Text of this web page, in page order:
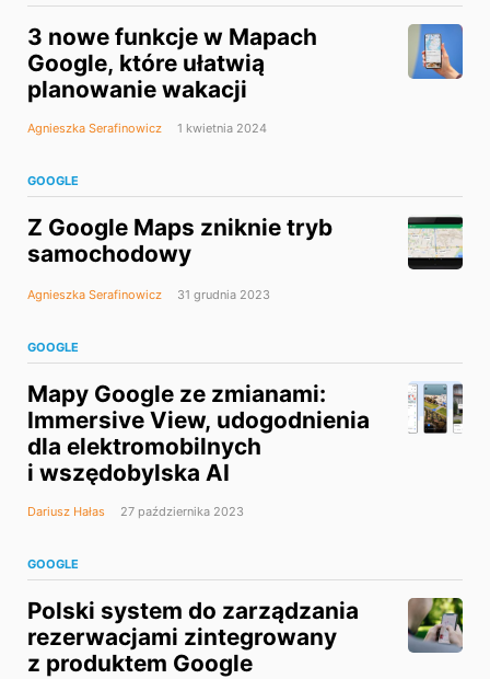
3 nowe funkcje w Mapach
Google, które ułatwią
planowanie wakacji
Agnieszka Serafinowicz 1 kwietnia 2024
GOOGLE
Z Google Maps zniknie tryb
samochodowy
Agnieszka Serafinowicz 31 grudnia 2023
GOOGLE
Mapy Google ze zmianami:
Immersive View, udogodnienia
dla elektromobilnych
i wszędobylska AI
Dariusz Hałas 27 października 2023
GOOGLE
Polski system do zarządzania
rezerwacjami zintegrowany
z produktem Google